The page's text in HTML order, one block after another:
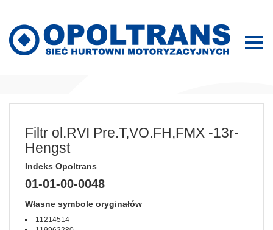
Filtr ol.RVI Pre.T,VO.FH,FMX -13r-
Hengst
Indeks Opoltrans
01-01-00-0048
Własne symbole oryginałów
11214514